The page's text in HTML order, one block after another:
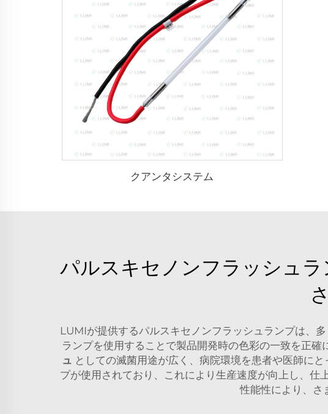
クアンタシステム
パルスキセノンフラッシュ
LUMIが提供するパルスキセノンフラッシュランプは、
ランプを使用することで製品開発時の色彩の一致を正
ュ としての滅菌用途が広く、病院環境を患者や医師に
プが使用されており、これにより生産速度が向上し、
性能性により、さ